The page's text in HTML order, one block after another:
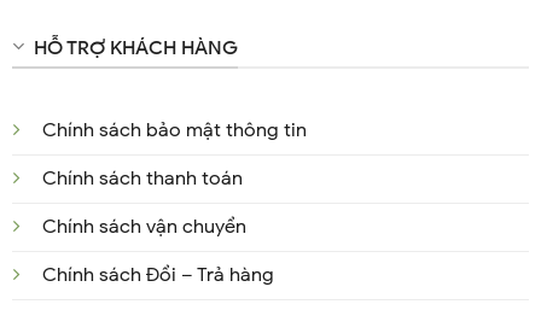
HỖ TRỢ KHÁCH HÀNG
Chính sách bảo mật thông tin
Chính sách thanh toán
Chính sách vận chuyển
Chính sách Đổi – Trả hàng